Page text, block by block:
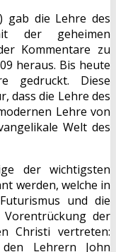
gab die Lehre des
der geheimen
Kommentare zu
heraus. Bis heute
gedruckt. Diese
dass die Lehre des
Lehre von
Welt des
der wichtigsten
werden, welche in
und die
der
Christi vertreten:
Lehrern John